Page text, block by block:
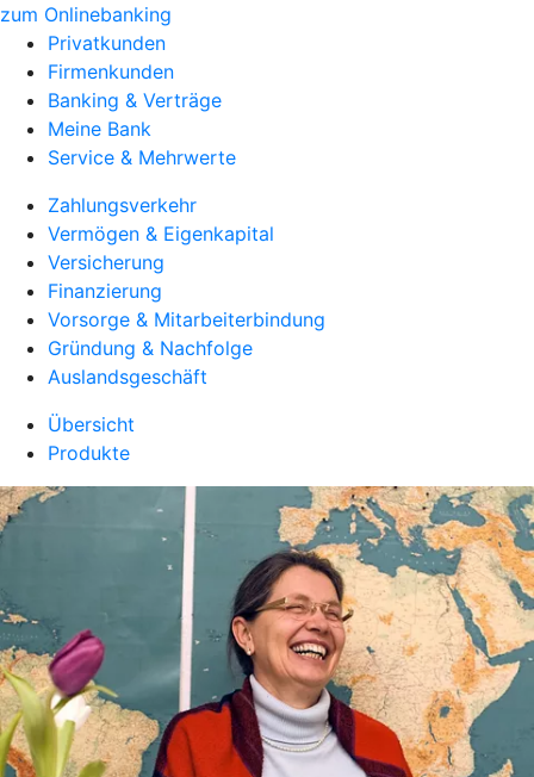
zum Onlinebanking
Privatkunden
Firmenkunden
Banking & Verträge
Meine Bank
Service & Mehrwerte
Zahlungsverkehr
Vermögen & Eigenkapital
Versicherung
Finanzierung
Vorsorge & Mitarbeiterbindung
Gründung & Nachfolge
Auslandsgeschäft
Übersicht
Produkte